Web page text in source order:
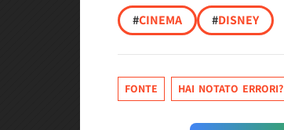
#CINEMA #DISNEY
FONTE HAI NOTATO ERRORI?